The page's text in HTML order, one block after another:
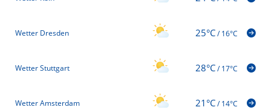
Wetter Dresden 25°C/16°C
Wetter Stuttgart 28°C/17°C
Wetter Amsterdam 21°C/14°C